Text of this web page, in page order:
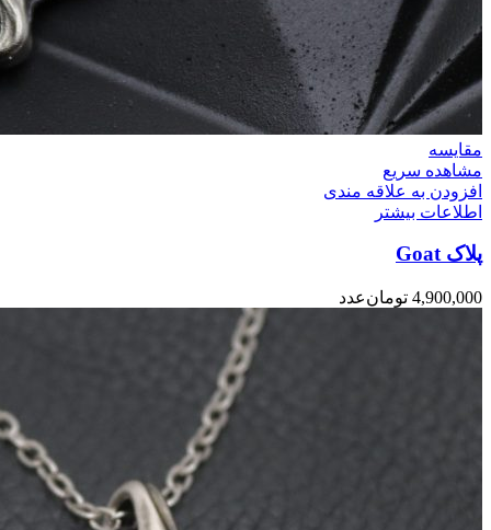
مقایسه
مشاهده سریع
افزودن به علاقه مندی
اطلاعات بیشتر
پلاک Goat
4,900,000 تومانعدد